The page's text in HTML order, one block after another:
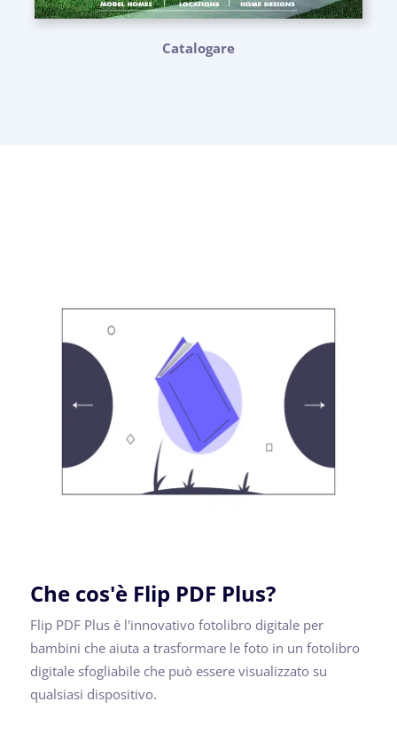
Catalogare
Che cos'è Flip PDF Plus?
Flip PDF Plus è l'innovativo fotolibro digitale per
bambini che aiuta a trasformare le foto in un fotolibro
digitale sfogliabile che può essere visualizzato su
qualsiasi dispositivo.